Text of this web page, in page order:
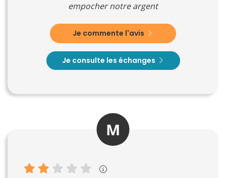
empocher notre argent
Je commente l'avis
Je consulte les échanges
M